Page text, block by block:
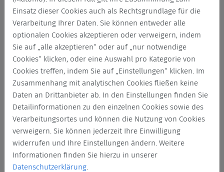
Login
Keine Zugangsdaten?
Login
Jetzt Mitglied werden
Einsatz dieser Cookies auch als Rechtsgrundlage für die
Verarbeitung Ihrer Daten. Sie können entweder alle
optionalen Cookies akzeptieren oder verweigern, indem
Sie auf „alle akzeptieren“ oder auf „nur notwendige
Cookies“ klicken, oder eine Auswahl pro Kategorie von
Cookies treffen, indem Sie auf „Einstellungen“ klicken. Im
Zusammenhang mit analytischen Cookies fließen keine
Daten an Drittanbieter ab. In den Einstellungen finden Sie
Detailinformationen zu den einzelnen Cookies sowie des
Verarbeitungsortes und können die Nutzung von Cookies
verweigern. Sie können jederzeit Ihre Einwilligung
widerrufen und Ihre Einstellungen ändern. Weitere
Informationen finden Sie hierzu in unserer
Datenschutzerklärung.